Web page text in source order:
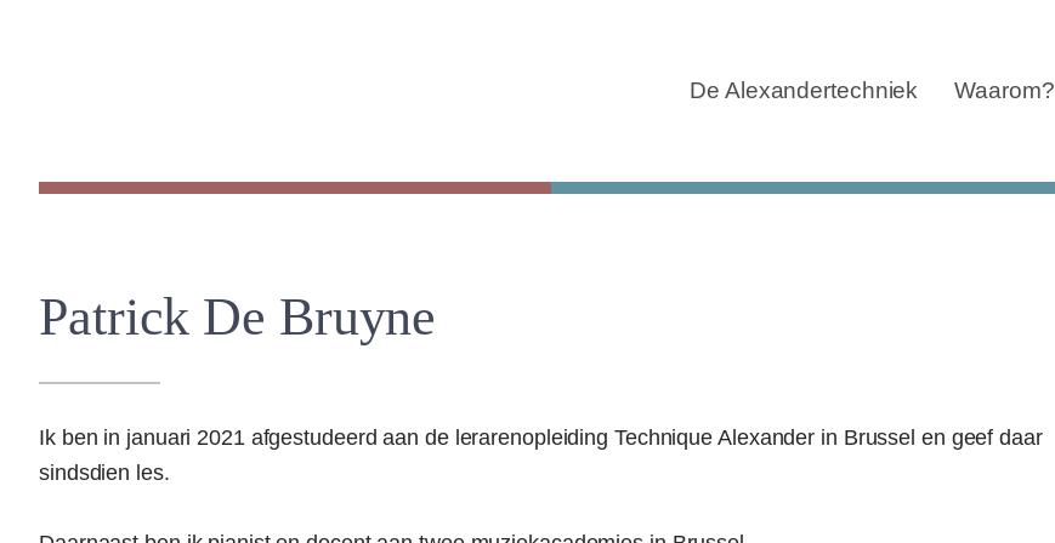
De Alexandertechniek Waarom?
Patrick De Bruyne
Ik ben in januari 2021 afgestudeerd aan de lerarenopleiding Technique Alexander in Brussel en geef daar
sindsdien les.